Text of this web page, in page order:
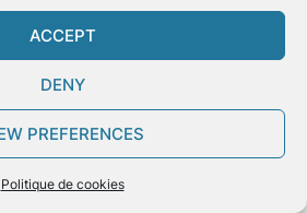
ACCEPT
DENY
PREFERENCES
Politique de cookies
TAGS